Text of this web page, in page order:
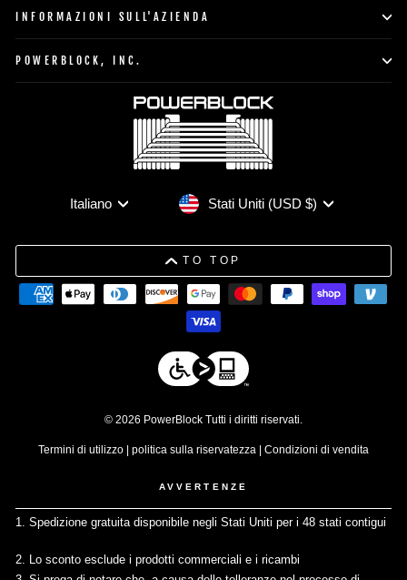
INFORMAZIONI SULL'AZIENDA
POWERBLOCK, INC.
Lingua
Italiano Valuta Stati Uniti (USD $)
TO TOP
© 2026 PowerBlock Tutti i diritti riservati.
Termini di utilizzo politica sulla riservatezza Condizioni di vendita
AVVERTENZE
1. Spedizione gratuita disponibile negli Stati Uniti per i 48 stati contigui
2. Lo sconto esclude i prodotti commerciali e i ricambi